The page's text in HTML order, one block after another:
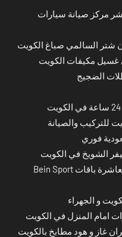
مركز صيانة سيارات
شتر السالمي صباغ الكويت
غسيل مكيفات الكويت
الضجيج
للتركيب والصيانة
فوري
الشويخ في الكويت
اشتراك بي ان سبورت المنطقة العاشرة باقات Bein Sport
و الجهراء
امام المنزل في الكويت
غاز و هود مطابخ بالكويت